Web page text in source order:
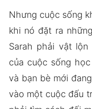
Nhưng cuộc sống
khi nó đặt ra
Sarah phải vật
của cuộc sống
và bạn bè mới
vào một cuộc đấu